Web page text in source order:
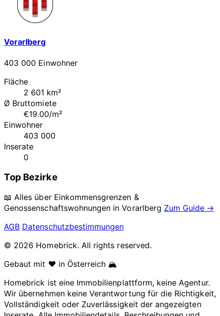
Vorarlberg
403 000 Einwohner
Fläche
2 601 km²
Ø Bruttomiete
€19.00/m²
Einwohner
403 000
Inserate
0
Top Bezirke
📖 Alles über Einkommensgrenzen &
Genossenschaftswohnungen inVorarlberg Zum Guide →
AGB Datenschutzbestimmungen
© 2026 Homebrick. All rights reserved.
Gebaut mit ❤️ in Österreich 🏔️
Homebrick ist eine Immobilienplattform, keine Agentur.
Wir übernehmen keine Verantwortung für die Richtigkeit,
Vollständigkeit oder Zuverlässigkeit der angezeigten